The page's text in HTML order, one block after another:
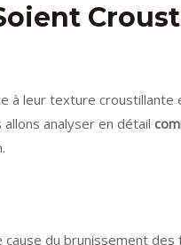
à leur texture croustillante
allons analyser en détail
cause du brunissement